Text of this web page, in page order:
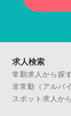
求人検索
常勤求人から探
非常勤（アルバ
スポット求人か